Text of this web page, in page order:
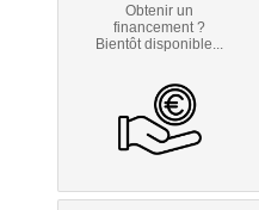
Obtenir un
financement ?
Bientôt disponible...